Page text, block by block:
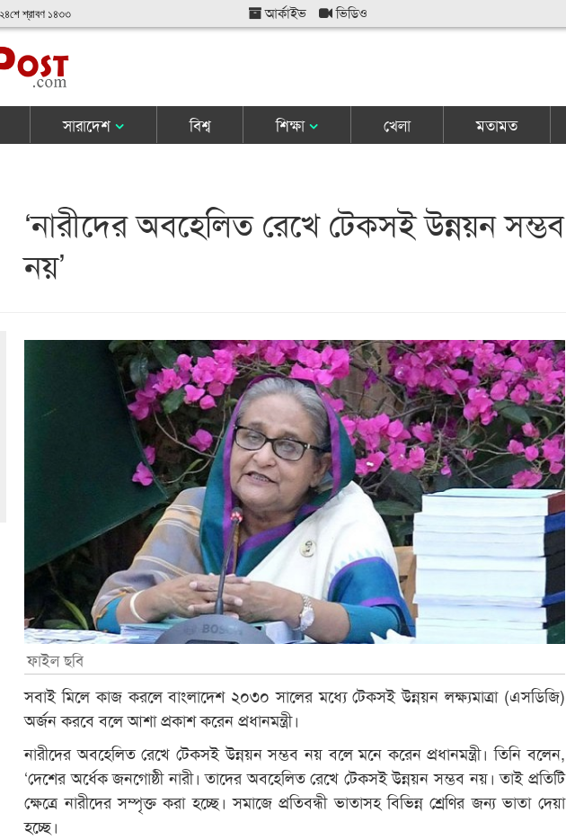
শ্রাবণ ১৪৩৩ আর্কাইভ ভিডিও
সারাদেশ বিশ্ব শিক্ষা খেলা মতামত
‘নারীদের অবহেলিত রেখে টেকসই উন্নয়ন সম্ভব
নয়’
ফাইল ছবি
সবাই মিলে কাজ করলে বাংলাদেশ ২০৩০ সালের মধ্যে টেকসই উন্নয়ন লক্ষ্যমাত্রা (এসডিজি)
অর্জন করবে বলে আশা প্রকাশ করেন প্রধানমন্ত্রী।
নারীদের অবহেলিত রেখে টেকসই উন্নয়ন সম্ভব নয় বলে মনে করেন প্রধানমন্ত্রী। তিনি বলেন,
‘দেশের অর্ধেক জনগোষ্ঠী নারী। তাদের অবহেলিত রেখে টেকসই উন্নয়ন সম্ভব নয়। তাই প্রতিটি
ক্ষেত্রে নারীদের সম্পৃক্ত করা হচ্ছে। সমাজে প্রতিবন্ধী ভাতাসহ বিভিন্ন শ্রেণির জন্য ভাতা দেয়া
হচ্ছে।